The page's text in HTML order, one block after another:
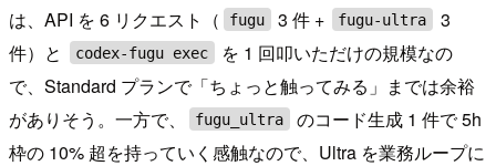
は、API を 6 リクエスト（
fugu 3 件 + fugu-ultra
3
件）と
codex-fugu exec
を 1 回叩いただけの規模なの
で、Standard プランで「ちょっと触ってみる」までは余裕
がありそう。一方で、
fugu_ultra
のコード生成 1 件で 5h
枠の 10% 超を持っていく感触なので、Ultra を業務ループに